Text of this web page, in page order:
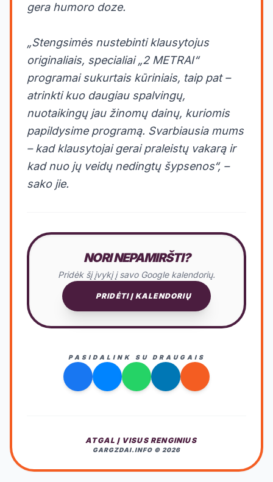
gera humoro doze.
„Stengsimės nustebinti klausytojus
originaliais, specialiai „2 METRAI“
programai sukurtais kūriniais, taip pat –
atrinkti kuo daugiau spalvingų,
nuotaikingų jau žinomų dainų, kuriomis
papildysime programą. Svarbiausia mums
– kad klausytojai gerai praleistų vakarą ir
kad nuo jų veidų nedingtų šypsenos“, –
sako jie.
NORI NEPAMIRŠTI?
Pridėk šį įvykį į savo Google kalendorių.
PRIDĖTI Į KALENDORIŲ
PASIDALINK SU DRAUGAIS
ATGAL Į VISUS RENGINIUS
GARGZDAI.INFO © 2026